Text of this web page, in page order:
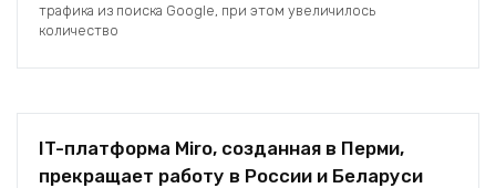
трафика из поиска Google, при этом увеличилось
количество
IT-платформа Miro, созданная в Перми,
прекращает работу в России и Беларуси